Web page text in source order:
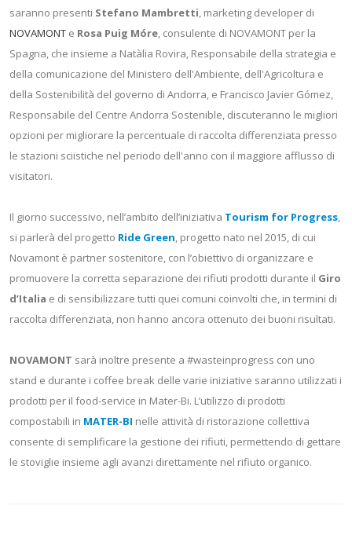
saranno presenti Stefano Mambretti, marketing developer di
NOVAMONT e Rosa Puig Móre, consulente di NOVAMONT per la
Spagna, che insieme a Natàlia Rovira, Responsabile della strategia e
della comunicazione del Ministero dell'Ambiente, dell'Agricoltura e
della Sostenibilità del governo di Andorra, e Francisco Javier Gómez,
Responsabile del Centre Andorra Sostenible, discuteranno le migliori
opzioni per migliorare la percentuale di raccolta differenziata presso
le stazioni sciistiche nel periodo dell'anno con il maggiore afflusso di
visitatori.
Il giorno successivo, nell’ambito dell’iniziativa Tourism for Progress,
si parlerà del progetto Ride Green, progetto nato nel 2015, di cui
Novamont è partner sostenitore, con l’obiettivo di organizzare e
promuovere la corretta separazione dei rifiuti prodotti durante il Giro
d’Italia e di sensibilizzare tutti quei comuni coinvolti che, in termini di
raccolta differenziata, non hanno ancora ottenuto dei buoni risultati.
NOVAMONT sarà inoltre presente a #wasteinprogress con uno
stand e durante i coffee break delle varie iniziative saranno utilizzati i
prodotti per il food-service in Mater-Bi. L’utilizzo di prodotti
compostabili in MATER-BI nelle attività di ristorazione collettiva
consente di semplificare la gestione dei rifiuti, permettendo di gettare
le stoviglie insieme agli avanzi direttamente nel rifiuto organico.